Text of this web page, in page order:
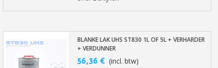
BLANKE LAK UHS ST830 1L OF 5L + VERHARDER
+ VERDUNNER
56,36 € (incl. btw)